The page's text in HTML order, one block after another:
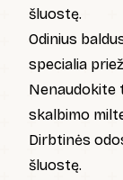
šluostę.
Odinius
specialia
Nenaudokite
skalbimo
Dirbtinės
šluostę.